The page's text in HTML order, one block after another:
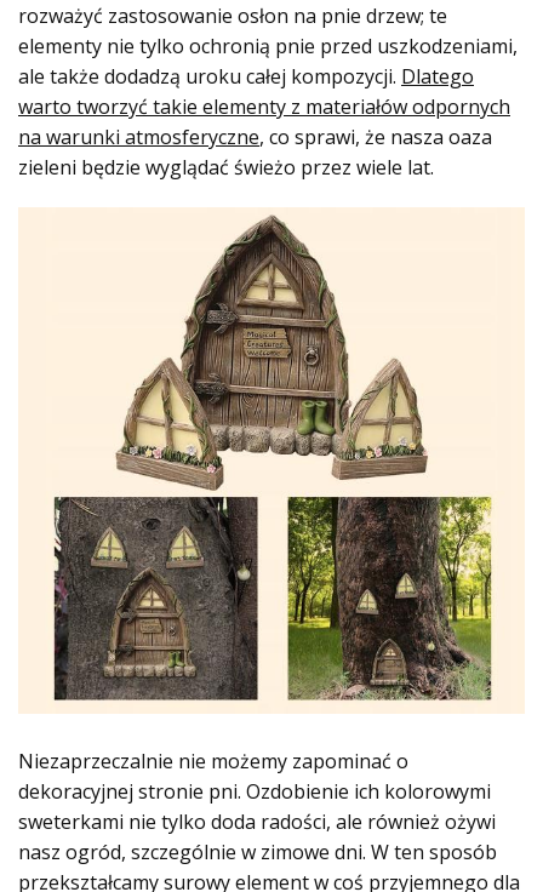
rozważyć zastosowanie osłon na pnie drzew; te
elementy nie tylko ochronią pnie przed uszkodzeniami,
ale także dodadzą uroku całej kompozycji. Dlatego
warto tworzyć takie elementy z materiałów odpornych
na warunki atmosferyczne, co sprawi, że nasza oaza
zieleni będzie wyglądać świeżo przez wiele lat.
Niezaprzeczalnie nie możemy zapominać o
dekoracyjnej stronie pni. Ozdobienie ich kolorowymi
sweterkami nie tylko doda radości, ale również ożywi
nasz ogród, szczególnie w zimowe dni. W ten sposób
przekształcamy surowy element w coś przyjemnego dla